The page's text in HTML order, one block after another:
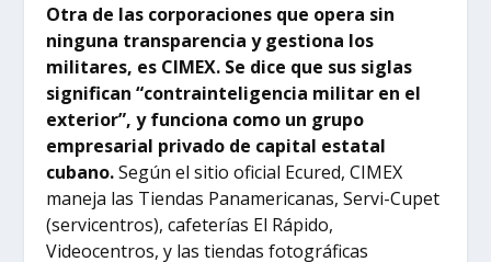
Otra de las corporaciones que opera sin
ninguna transparencia y gestiona los
militares, es CIMEX. Se dice que sus siglas
significan “contrainteligencia militar en el
exterior”, y funciona como un grupo
empresarial privado de capital estatal
cubano.Según el sitio oficial Ecured, CIMEX
maneja las Tiendas Panamericanas, Servi-Cupet
(servicentros), cafeterías El Rápido,
Videocentros, y las tiendas fotográficas